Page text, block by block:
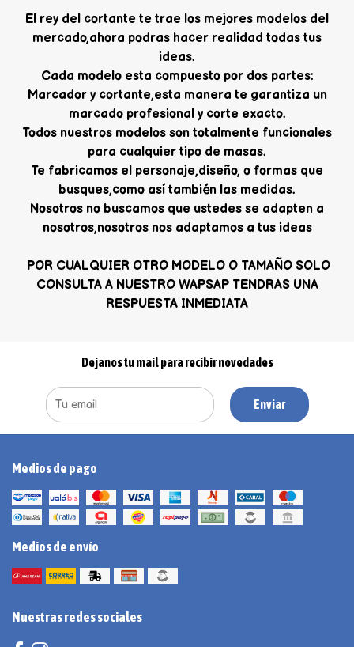
El rey del cortante te trae los mejores modelos del
mercado,ahora podras hacer realidad todas tus
ideas.
Cada modelo esta compuesto por dos partes:
Marcador y cortante,esta manera te garantiza un
marcado profesional y corte exacto.
Todos nuestros modelos son totalmente funcionales
para cualquier tipo de masas.
Te fabricamos el personaje,diseño, o formas que
busques,como así también las medidas.
Nosotros no buscamos que ustedes se adapten a
nosotros,nosotros nos adaptamos a tus ideas
POR CUALQUIER OTRO MODELO O TAMAÑO SOLO
CONSULTA A NUESTRO WAPSAP TENDRAS UNA
RESPUESTA INMEDIATA
Dejanos tu mail para recibir novedades
Enviar
Medios de pago
Medios de envío
Nuestras redes sociales